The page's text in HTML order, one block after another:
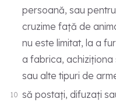
persoană, sau
cruzime față de
nu este limitat, la a
a fabrica,
sau alte tipuri de
să postați, difuzați